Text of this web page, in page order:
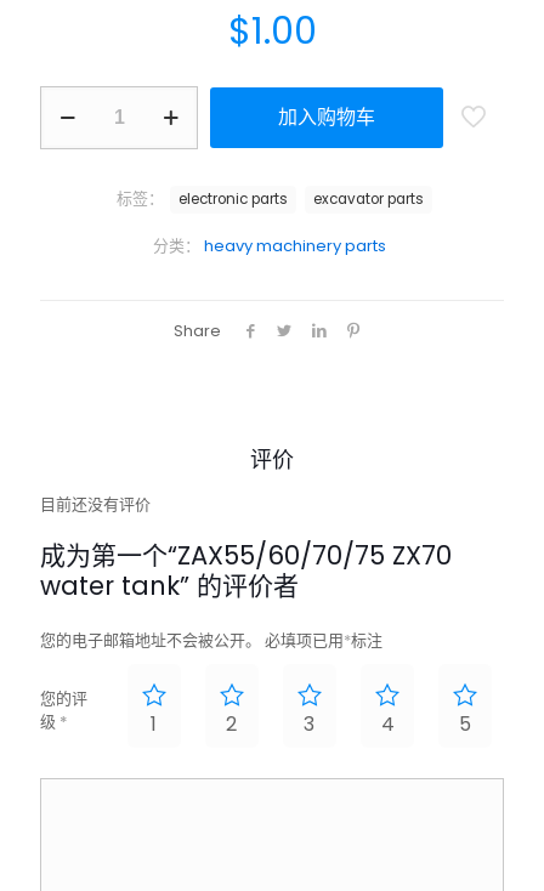
$1.00
加入购物车
分类： heavy machinery parts
标签： electronic parts excavator parts
Share
评价
目前还没有评价
成为第一个“ZAX55/60/70/75 ZX70
water tank” 的评价者
您的电子邮箱地址不会被公开。 必填项已用*标注
您的评
级 * 1 2 3 4 5